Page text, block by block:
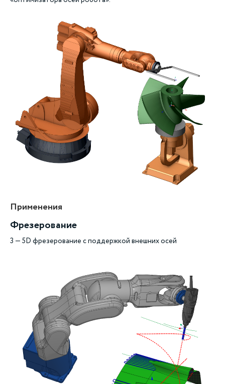
Применения
Фрезерование
3 — 5D фрезерование с поддержкой внешних осей